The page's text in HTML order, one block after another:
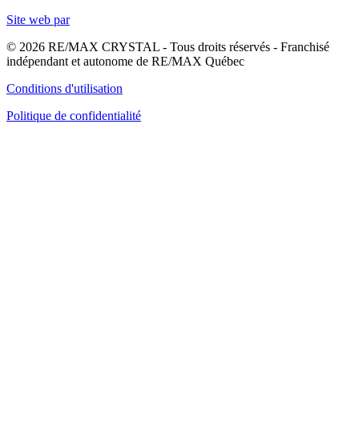
Site web par
© 2026 RE/MAX CRYSTAL - Tous droits réservés - Franchisé
indépendant et autonome de RE/MAX Québec
Conditions d'utilisation
Politique de confidentialité